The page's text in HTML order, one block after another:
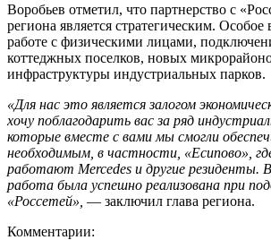
Воробьев отметил, что партнерство с
региона является стратегическим. Особое
работе с физическими лицами,
коттеджных поселков, новых
инфраструктуры индустриальных парков.
«Для нас это является залогом
хочу поблагодарить вас за ряд
которые вместе с вами мы смогли
необходимым, в частности, «Есипово»,
работают Mercedes и другие резиденты.
работа была успешно реализована при
«Россетей», — заключил глава региона.
Комментарии: